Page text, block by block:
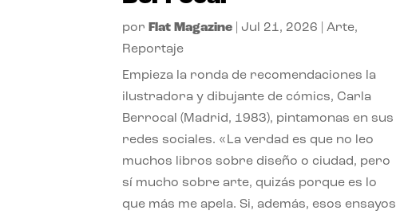
por Flat Magazine Jul 21, 2026 |Arte,
Reportaje
Empieza la ronda de recomendaciones la
ilustradora y dibujante de cómics, Carla
Berrocal (Madrid, 1983), pintamonas en sus
redes sociales. «La verdad es que no leo
muchos libros sobre diseño o ciudad, pero
sí mucho sobre arte, quizás porque es lo
que más me apela. Si, además, esos ensayos